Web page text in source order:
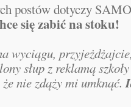
postów dotyczy
się zabić na stoku!
wyciągu,
słup z reklamą
nie zdąży mi umknąć.